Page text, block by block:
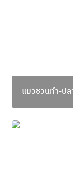
แมวชวนทำ-ป
แมวชวนทำ-สลัด